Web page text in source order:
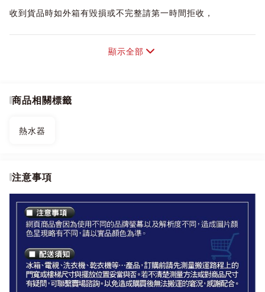
收到貨品時如外箱有毀損或不完整請第一時間拒收，
一經收貨，購買人即須負保管責任，
本店有7天猶豫期，7日過後商品若有問題即進入原廠保固狀
退換貨須知：
商品到貨隔日享7天鑑賞(猶豫)期之權益【鑑賞(猶豫)期非試用
權限。
●網頁商品會因為使用不同的品牌螢幕以及解析度不同，
造成圖片顏色呈現略有不同，請以實品顏色為準。
◆配送須知◆
冰箱、電視、洗衣機、乾衣機等…產品，訂購前請先測量搬運
路程上的門寬或樓梯尺寸與擺放位置妥當與否。
顯示全部
商品相關標籤
熱水器
注意事項